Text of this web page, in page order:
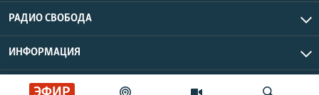
РАДИО СВОБОДА
ИНФОРМАЦИЯ
Радио Свобода © 2026 RFE/RL, Inc. | Все права защищены.